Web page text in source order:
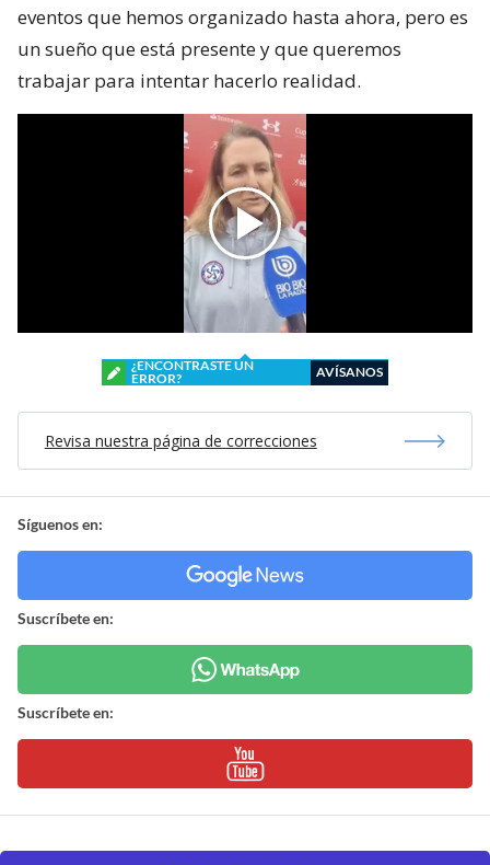
eventos que hemos organizado hasta ahora, pero es
un sueño que está presente y que queremos
trabajar para intentar hacerlo realidad.
¿ENCONTRASTE UN
ERROR?
AVÍSANOS
Revisa nuestra página de correcciones
Síguenos en:
Suscríbete en:
Suscríbete en: